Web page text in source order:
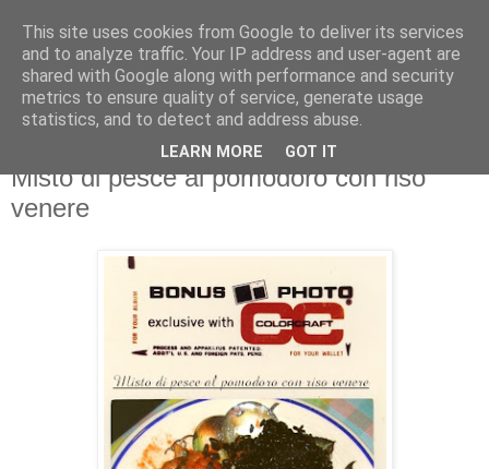
Misto di pesce al pomodoro con riso
venere
This site uses cookies from Google to deliver its services
and to analyze traffic. Your IP address and user-agent are
shared with Google along with performance and security
metrics to ensure quality of service, generate usage
statistics, and to detect and address abuse.
LEARN MORE GOT IT